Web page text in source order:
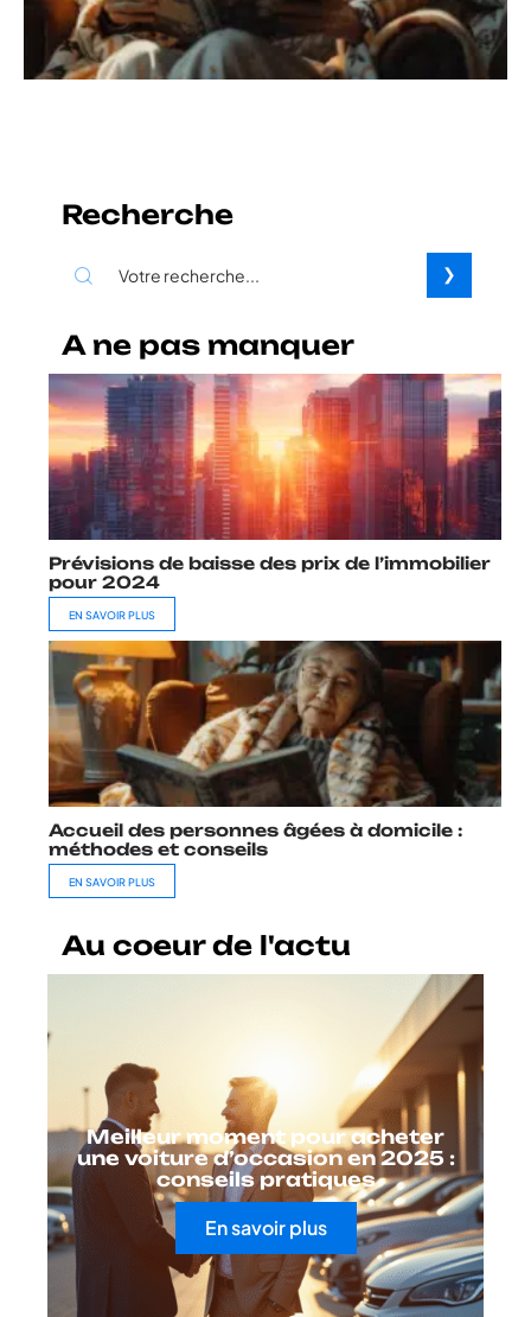
Recherche
A ne pas manquer
Prévisions de baisse des prix de l’immobilier
pour 2024
EN SAVOIR PLUS
Accueil des personnes âgées à domicile :
méthodes et conseils
EN SAVOIR PLUS
Au coeur de l'actu
Meilleur moment pour acheter
une voiture d’occasion en 2025 :
conseils pratiques
En savoir plus